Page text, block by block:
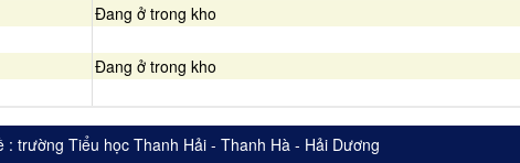
Đang ở trong kho
Đang ở trong kho
: trường Tiểu học Thanh Hải - Thanh Hà - Hải Dương